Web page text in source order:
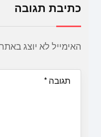
כתיבת תגובה
האימייל לא יוצג